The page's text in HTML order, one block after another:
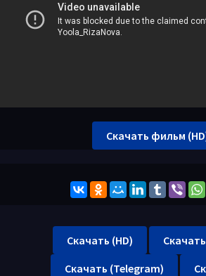
Скачать фильм
Скачать (HD)
Скачать (Telegram)